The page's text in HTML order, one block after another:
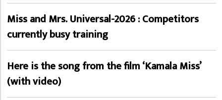
Miss and Mrs. Universal-2026 : Competitors
currently busy training
Here is the song from the film ‘Kamala Miss’
(with video)